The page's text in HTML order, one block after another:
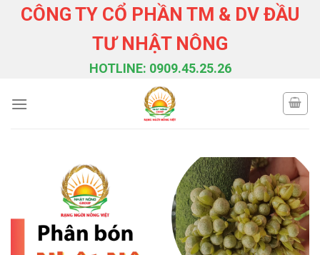
SkipCÔNG TY CỔ PHẦN TM & DV ĐẦU
TƯ NHẬT NÔNG
HOTLINE: 0909.45.25.26